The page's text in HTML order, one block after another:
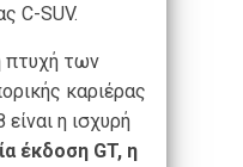
C-SUV.
πτυχή των
καριέρας
η ισχυρή
έκδοση GT, η